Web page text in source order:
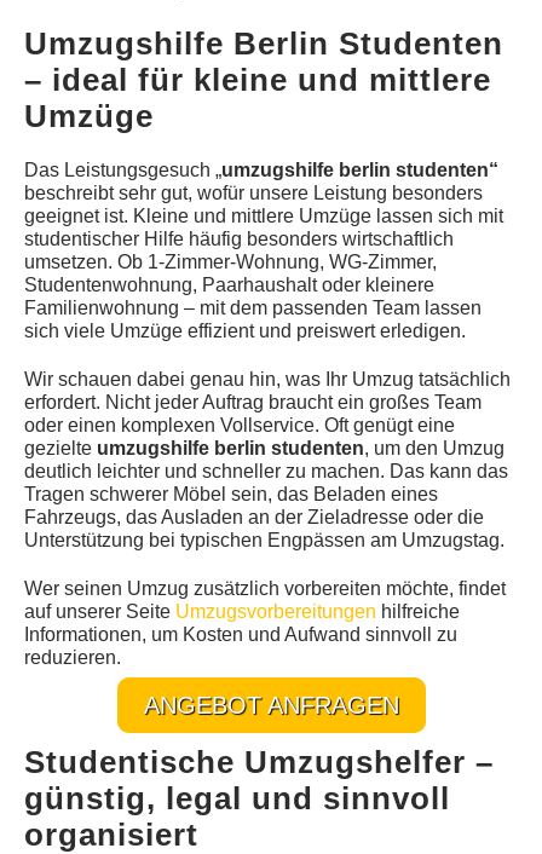
Umzugshilfe Berlin Studenten
– ideal für kleine und mittlere
Umzüge
Das Leistungsgesuch „umzugshilfe berlin studenten“
beschreibt sehr gut, wofür unsere Leistung besonders
geeignet ist. Kleine und mittlere Umzüge lassen sich mit
studentischer Hilfe häufig besonders wirtschaftlich
umsetzen. Ob 1-Zimmer-Wohnung, WG-Zimmer,
Studentenwohnung, Paarhaushalt oder kleinere
Familienwohnung – mit dem passenden Team lassen
sich viele Umzüge effizient und preiswert erledigen.
Wir schauen dabei genau hin, was Ihr Umzug tatsächlich
erfordert. Nicht jeder Auftrag braucht ein großes Team
oder einen komplexen Vollservice. Oft genügt eine
gezielte umzugshilfe berlin studenten, um den Umzug
deutlich leichter und schneller zu machen. Das kann das
Tragen schwerer Möbel sein, das Beladen eines
Fahrzeugs, das Ausladen an der Zieladresse oder die
Unterstützung bei typischen Engpässen am Umzugstag.
Wer seinen Umzug zusätzlich vorbereiten möchte, findet
auf unserer Seite Umzugsvorbereitungen hilfreiche
Informationen, um Kosten und Aufwand sinnvoll zu
reduzieren.
ANGEBOT ANFRAGEN
Studentische Umzugshelfer –
günstig, legal und sinnvoll
organisiert